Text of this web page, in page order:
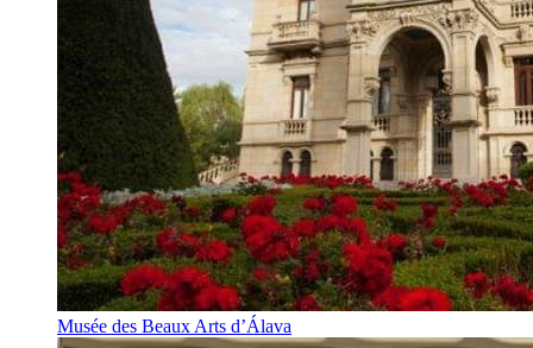
Musée des Beaux Arts d’Álava